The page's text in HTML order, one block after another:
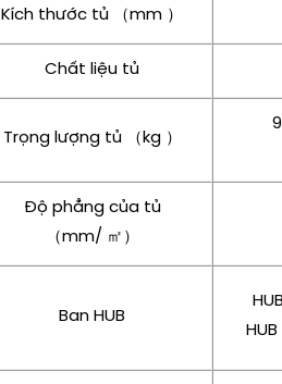
Kích thước tủ （mm ）
Chất liệu tủ
Trọng lượng tủ （kg ）
Độ phẳng của tủ
（mm/ ㎡）
Ban HUB